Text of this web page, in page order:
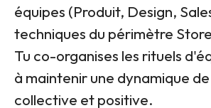
équipes (Produit, Design,
techniques du périmètre
Tu co-organises les rituels
à maintenir une dynamique
collective et positive.